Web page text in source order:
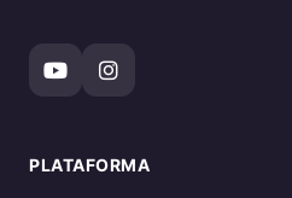
PLATAFORMA